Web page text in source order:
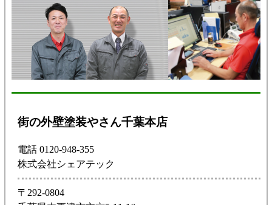
街の外壁塗装やさん千葉本店
電話 0120-948-355
株式会社シェアテック
〒292-0804